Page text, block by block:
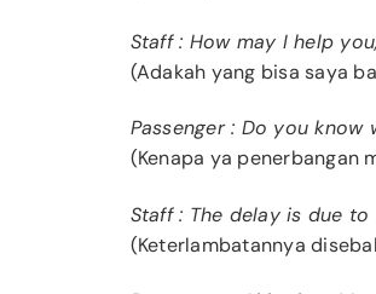
Staff : How may I help
(Adakah yang bisa saya
Passenger : Do you
(Kenapa ya penerbangan
Staff : The delay is due
(Keterlambatannya